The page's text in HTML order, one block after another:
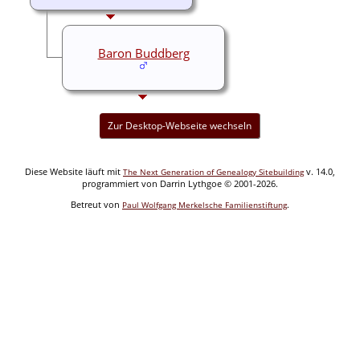
Baron Buddberg
Zur Desktop-Webseite wechseln
Diese Website läuft mit The Next Generation of Genealogy Sitebuildingv. 14.0,
programmiert von Darrin Lythgoe © 2001-2026.
Betreut von Paul Wolfgang Merkelsche Familienstiftung.